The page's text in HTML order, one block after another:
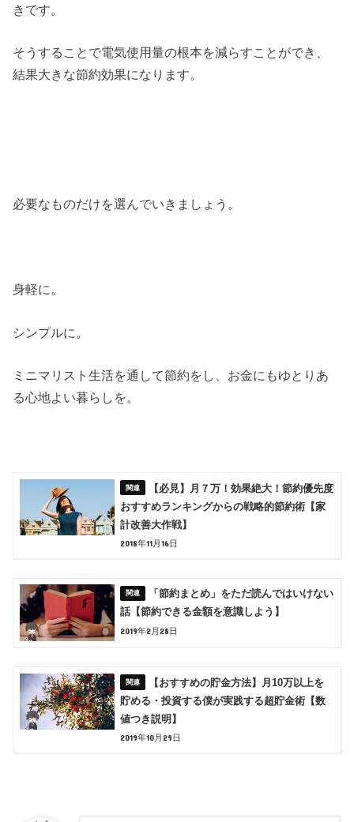
きです。
そうすることで電気使用量の根本を減らすことができ、
結果大きな節約効果になります。
必要なものだけを選んでいきましょう。
身軽に。
シンプルに。
ミニマリスト生活を通して節約をし、お金にもゆとりあ
る心地よい暮らしを。
【必見】月７万！効果絶大！節約優先度
おすすめランキングからの戦略的節約術【家
計改善大作戦】
2018年11月16日
「節約まとめ」をただ読んではいけない
話【節約できる金額を意識しよう】
2019年2月28日
【おすすめの貯金方法】月10万以上を
貯める・投資する僕が実践する超貯金術【数
値つき説明】
2019年10月29日